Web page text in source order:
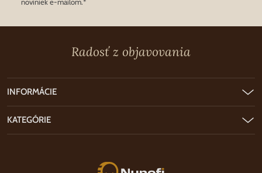
Radosť z objavovania
Nunofi.sk
INFORMÁCIE
KATEGÓRIE